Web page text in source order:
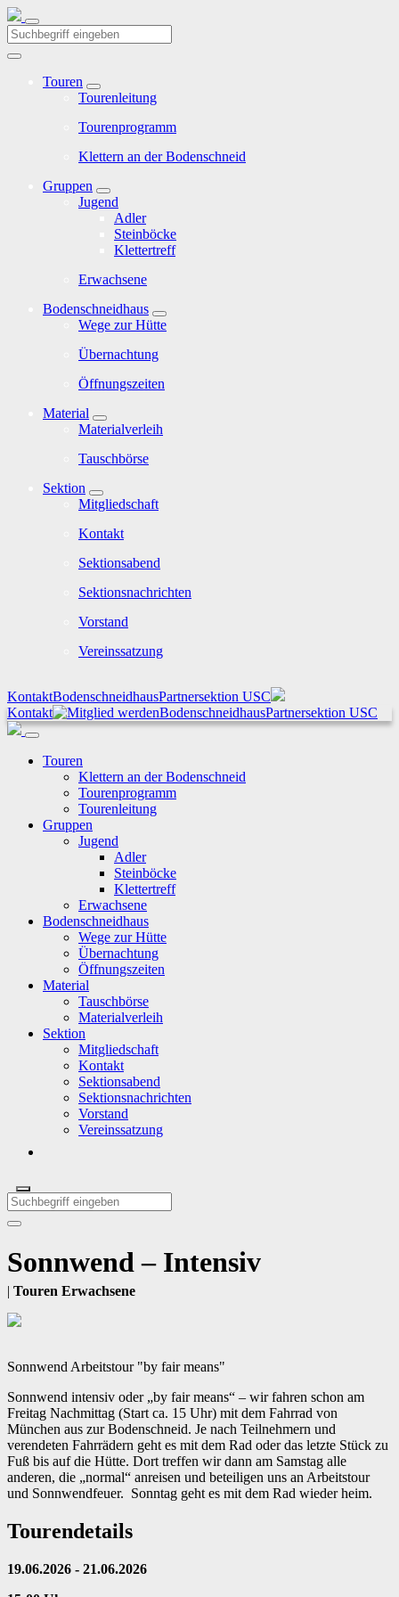
Touren
Tourenleitung
Tourenprogramm
Klettern an der Bodenschneid
Gruppen
Jugend
Adler
Steinböcke
Klettertreff
Erwachsene
Bodenschneidhaus
Wege zur Hütte
Übernachtung
Öffnungszeiten
Material
Materialverleih
Tauschbörse
Sektion
Mitgliedschaft
Kontakt
Sektionsabend
Sektionsnachrichten
Vorstand
Vereinssatzung
KontaktBodenschneidhausPartnersektion USC
Kontakt
BodenschneidhausPartnersektion USC
Touren
Klettern an der Bodenschneid
Tourenprogramm
Tourenleitung
Gruppen
Jugend
Adler
Steinböcke
Klettertreff
Erwachsene
Bodenschneidhaus
Wege zur Hütte
Übernachtung
Öffnungszeiten
Material
Tauschbörse
Materialverleih
Sektion
Mitgliedschaft
Kontakt
Sektionsabend
Sektionsnachrichten
Vorstand
Vereinssatzung
Sonnwend – Intensiv
| Touren Erwachsene
Sonnwend Arbeitstour "by fair means"
Sonnwend intensiv oder „by fair means“ – wir fahren schon am
Freitag Nachmittag (Start ca. 15 Uhr) mit dem Fahrrad von
München aus zur Bodenschneid. Je nach Teilnehmern und
verendeten Fahrrädern geht es mit dem Rad oder das letzte Stück zu
Fuß bis auf die Hütte. Dort treffen wir dann am Samstag alle
anderen, die „normal“ anreisen und beteiligen uns an Arbeitstour
und Sonnwendfeuer. Sonntag geht es mit dem Rad wieder heim.
Tourendetails
19.06.2026 - 21.06.2026